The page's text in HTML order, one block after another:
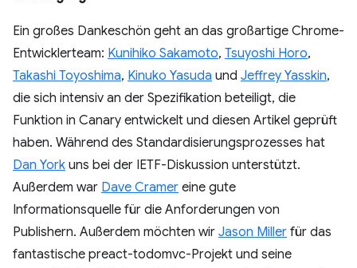
Ein großes Dankeschön geht an das großartige Chrome-
Entwicklerteam: Kunihiko Sakamoto, Tsuyoshi Horo,
Takashi Toyoshima, Kinuko Yasuda und Jeffrey Yasskin,
die sich intensiv an der Spezifikation beteiligt, die
Funktion in Canary entwickelt und diesen Artikel geprüft
haben. Während des Standardisierungsprozesses hat
Dan York uns bei der IETF-Diskussion unterstützt.
Außerdem war Dave Cramer eine gute
Informationsquelle für die Anforderungen von
Publishern. Außerdem möchten wir Jason Miller für das
fantastische preact-todomvc-Projekt und seine